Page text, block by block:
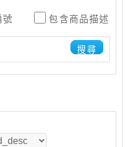
號 包含商品描述
搜尋